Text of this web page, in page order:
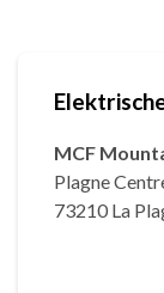
MCF
Plagne
73210 La